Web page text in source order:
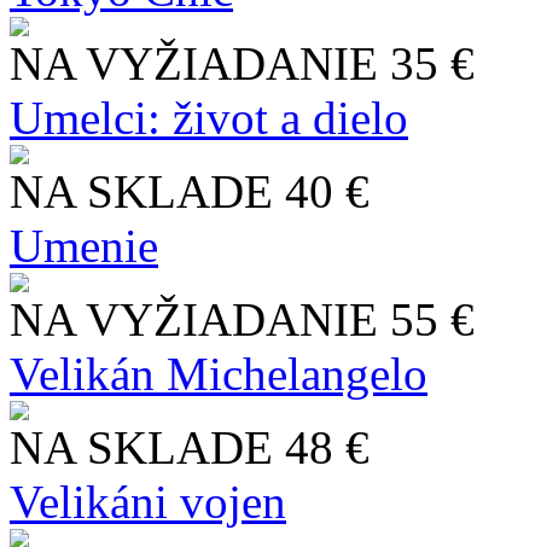
NA VYŽIADANIE 35 €
Umelci: život a dielo
NA SKLADE 40 €
Umenie
NA VYŽIADANIE 55 €
Velikán Michelangelo
NA SKLADE 48 €
Velikáni vojen